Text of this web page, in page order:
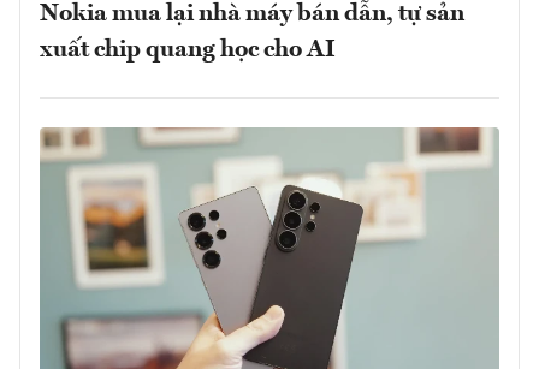
Nokia mua lại nhà máy bán dẫn, tự sản
xuất chip quang học cho AI